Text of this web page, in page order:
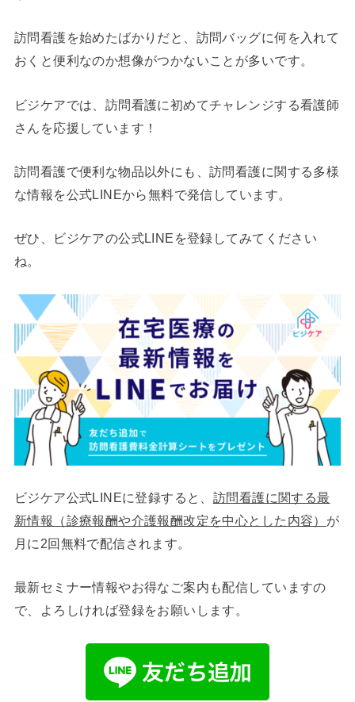
訪問看護を始めたばかりだと、訪問バッグに何を入れて
おくと便利なのか想像がつかないことが多いです。
ビジケアでは、訪問看護に初めてチャレンジする看護師
さんを応援しています！
訪問看護で便利な物品以外にも、訪問看護に関する多様
な情報を公式LINEから無料で発信しています。
ぜひ、ビジケアの公式LINEを登録してみてください
ね。
ビジケア公式LINEに登録すると、 訪問看護に関する最
新情報（診療報酬や介護報酬改定を中心とした内容） が
月に2回無料で配信されます。
最新セミナー情報やお得なご案内も配信していますの
で、よろしければ登録をお願いします。